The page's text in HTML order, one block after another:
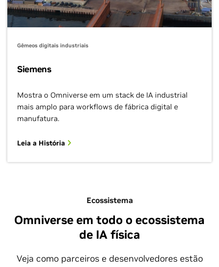
Gêmeos digitais industriais
Siemens
Mostra o Omniverse em um stack de IA industrial
mais amplo para workflows de fábrica digital e
manufatura.
Leia a História
Ecossistema
Omniverse em todo o ecossistema
de IA física
Veja como parceiros e desenvolvedores estão